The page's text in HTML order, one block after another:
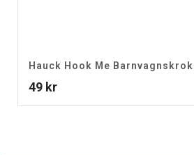
Hauck Hook Me
49 kr